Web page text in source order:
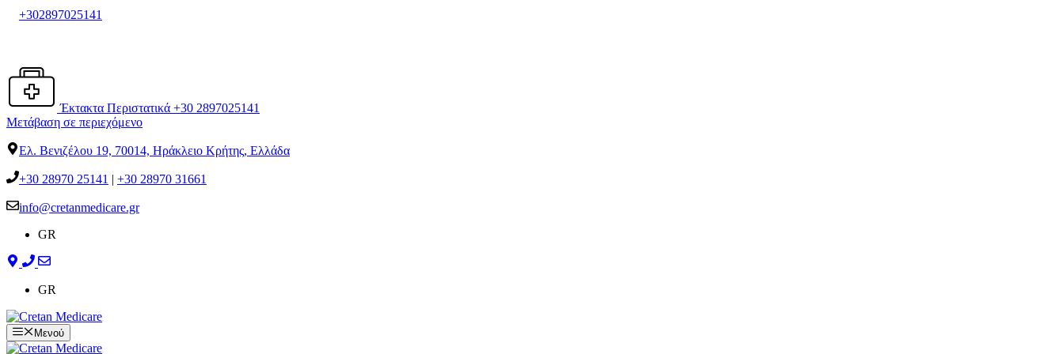
+302897025141
Έκτακτα Περιστατικά +30 2897025141
Μετάβαση σε περιεχόμενο
Ελ. Βενιζέλου 19, 70014, Ηράκλειο Κρήτης, Ελλάδα
+30 28970 25141 | +30 28970 31661
info@cretanmedicare.gr
GR
GR
Μενού